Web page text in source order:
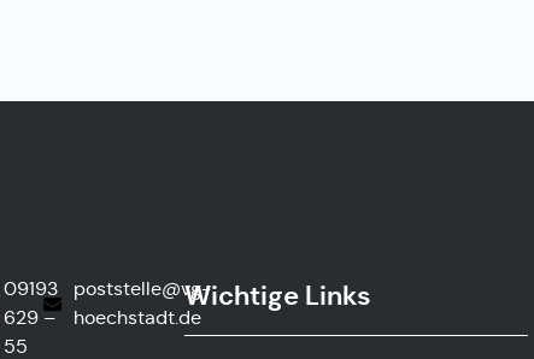
09193
629 –
55
poststelle@vg-
hoechstadt.de
Wichtige Links